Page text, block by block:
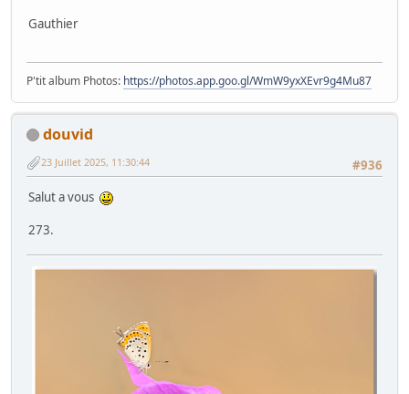
Gauthier
P'tit album Photos: https://photos.app.goo.gl/WmW9yxXEvr9g4Mu87
douvid
#936
23 Juillet 2025, 11:30:44
Salut a vous
273.